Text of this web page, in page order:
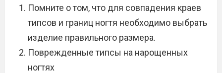
Помните о том, что для совпадения краев
типсов и границ ногтя необходимо выбрать
изделие правильного размера.
Поврежденные типсы на нарощенных
ногтях